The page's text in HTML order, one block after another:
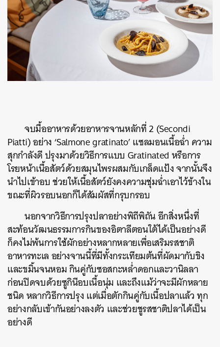
จบมื้ออาหารด้วยอาหารจานหลักที่ 2 (Secondi
Piatti) อย่าง ‘Salmone gratinato’ แซลมอนเนื้อฉ่ำ ความ
สุกกำลังดี ปรุงมาด้วยวิธีการแบบ Gratinated หรือการ
โรยหน้าเนื้อสัตว์ด้วยสมุนไพรผสมกับเกล็ดแป้ง จากนั้นจึง
นำไปเข้าอบ ช่วยให้เนื้อสัตว์ยังคงความชุ่มฉ่ำเอาไว้ข้างใน
ขณะที่ผิวรอบนอกก็ได้สัมผัสที่กรุบกรอบ
นอกจากวิธีการปรุงปลาอย่างพิถีพิถัน อีกสิ่งหนึ่งที่
สะท้อนวัฒนธรรมการกินของอิตาลีตอนใต้ได้เป็นอย่างดี
ก็คงไม่พ้นการใช้ผักอย่างหลากหลายเพื่อเสริมรสชาติ
อาหารทะเล อย่างจานนี้ที่มีทั้งกระเทียมต้นที่ผัดมากับขิง
และขมิ้นจนหอม กินคู่กับซอสกะหล่ำดอกและวานิลลา
ก่อนปิดจบด้วยซูกินีอบเนื้อนุ่ม และถึงแม้ว่าจะมีผักหลาย
ชนิด หลากวิธีการปรุง แต่เมื่อตักกินคู่กับเนื้อปลาแล้ว ทุก
อย่างกลับเข้ากันอย่างลงตัว และช่วยชูรสชาติปลาได้เป็น
อย่างดี